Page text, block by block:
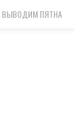
ВЫВОДИМ ПЯТНА